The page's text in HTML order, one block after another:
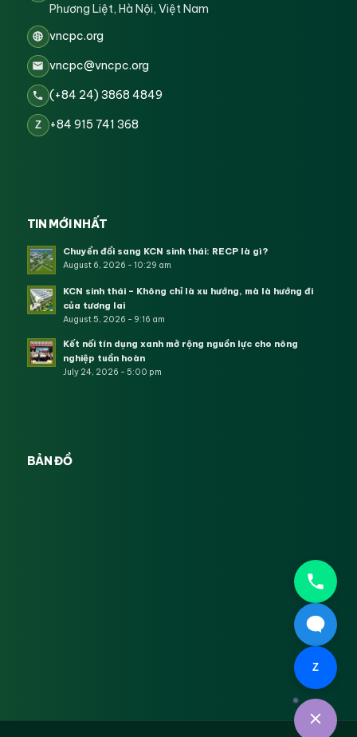
Phương Liệt, Hà Nội, Việt Nam
vncpc.org
vncpc@vncpc.org
(+84 24) 3868 4849
Z +84 915 741 368
TIN MỚI NHẤT
Chuyển đổi sang KCN sinh thái: RECP là gì?
August 6, 2026 - 10:29 am
KCN sinh thái – Không chỉ là xu hướng, mà là hướng đi
của tương lai
August 5, 2026 - 9:16 am
Kết nối tín dụng xanh mở rộng nguồn lực cho nông
nghiệp tuần hoàn
July 24, 2026 - 5:00 pm
BẢN ĐỒ
Z